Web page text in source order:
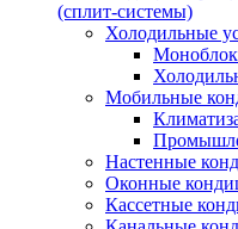
(сплит-системы)
Холодильные
Мобильные
Настенные
Оконные
Кассетные